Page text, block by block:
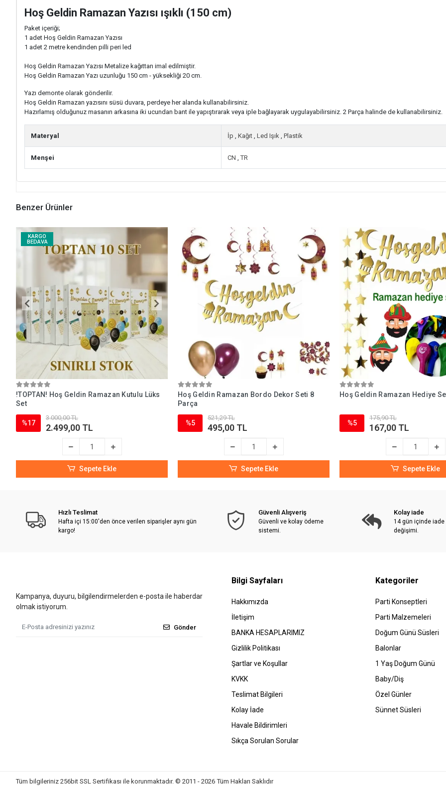
Hoş Geldin Ramazan Yazısı ışıklı (150 cm)
Paket içeriği;
1 adet Hoş Geldin Ramazan Yazısı
1 adet 2 metre kendinden pilli peri led
Hoş Geldin Ramazan Yazısı Metalize kağıttan imal edilmiştir.
Hoş Geldin Ramazan Yazı uzunluğu 150 cm - yüksekliği 20 cm.
Yazı demonte olarak gönderilir.
Hoş Geldin Ramazan yazısını süsü duvara, perdeye her alanda kullanabilirsiniz.
Hazırlamış olduğunuz masanın arkasına iki ucundan bant ile yapıştırarak veya iple bağlayarak uygulayabilirsiniz. 2 Parça halinde de kullanabilirsiniz.
Materyal İp , Kağıt , Led Işık , Plastik
Menşei CN ,TR
Benzer Ürünler
KARGO
BEDAVA
!TOPTAN! Hoş Geldin Ramazan Kutulu Lüks
Set
%17
3.000,00 TL
2.499,00 TL
Sepete Ekle
Hoş Geldin Ramazan Bordo Dekor Seti 8
Parça
%5
521,29 TL
495,00 TL
Sepete Ekle
Hoş Geldin Ramazan Hediye
%5
175,90 TL
167,00 TL
Sepete Ekle
Hızlı Teslimat
Hafta içi 15:00'den önce verilen siparişler aynı gün
kargo!
Güvenli Alışveriş
Güvenli ve kolay ödeme
sistemi.
Kolay iade
14 gün içinde iade
değişimi.
Kampanya, duyuru, bilgilendirmelerden e-posta ile haberdar
olmak istiyorum.
Gönder
Bilgi Sayfaları
Hakkımızda
İletişim
BANKA HESAPLARIMIZ
Gizlilik Politikası
Şartlar ve Koşullar
KVKK
Teslimat Bilgileri
Kolay İade
Havale Bildirimleri
Sıkça Sorulan Sorular
Kategoriler
Parti Konseptleri
Parti Malzemeleri
Doğum Günü Süsleri
Balonlar
1 Yaş Doğum Günü
Baby/Diş
Özel Günler
Sünnet Süsleri
Tüm bilgileriniz 256bit SSL Sertifikası ile korunmaktadır. © 2011 - 2026 Tüm Hakları Saklıdır